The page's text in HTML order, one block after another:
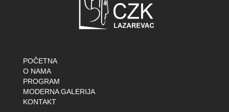
POČETNA
O NAMA
PROGRAM
MODERNA GALERIJA
KONTAKT